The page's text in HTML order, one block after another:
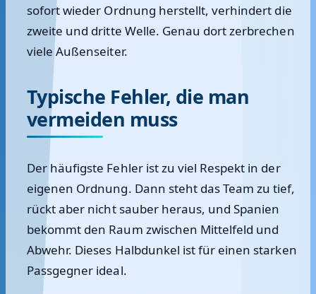
sofort wieder Ordnung herstellt, verhindert die
zweite und dritte Welle. Genau dort zerbrechen
viele Außenseiter.
Typische Fehler, die man
vermeiden muss
Der häufigste Fehler ist zu viel Respekt in der
eigenen Ordnung. Dann steht das Team zu tief,
rückt aber nicht sauber heraus, und Spanien
bekommt den Raum zwischen Mittelfeld und
Abwehr. Dieses Halbdunkel ist für einen starken
Passgegner ideal.